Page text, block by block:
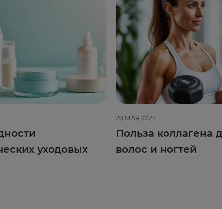
уходовых
20 МАЯ 2024
Польза коллагена
волос и ногтей